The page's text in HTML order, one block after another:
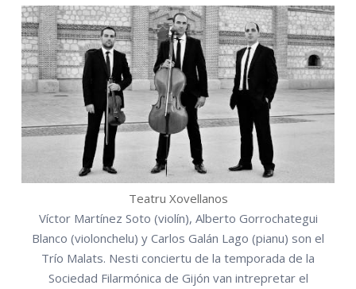
Teatru Xovellanos
Víctor Martínez Soto (violín), Alberto Gorrochategui
Blanco (violonchelu) y Carlos Galán Lago (pianu) son el
Trío Malats. Nesti conciertu de la temporada de la
Sociedad Filarmónica de Gijón van intrepretar el